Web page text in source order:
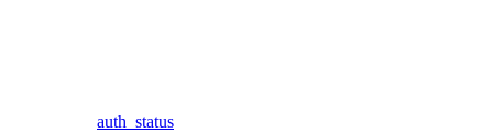
auth_status